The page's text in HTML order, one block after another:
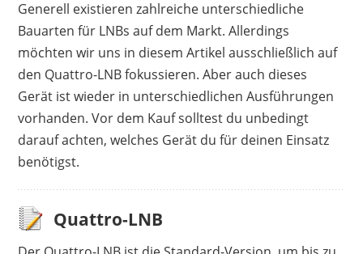
Generell existieren zahlreiche unterschiedliche
Bauarten für LNBs auf dem Markt. Allerdings
möchten wir uns in diesem Artikel ausschließlich auf
den Quattro-LNB fokussieren. Aber auch dieses
Gerät ist wieder in unterschiedlichen Ausführungen
vorhanden. Vor dem Kauf solltest du unbedingt
darauf achten, welches Gerät du für deinen Einsatz
benötigst.
Quattro-LNB